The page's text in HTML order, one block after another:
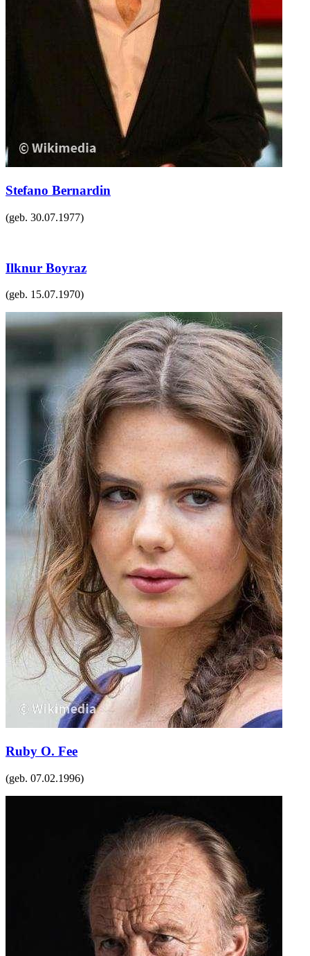
Stefano Bernardin
(geb. 30.07.1977)
Ilknur Boyraz
(geb. 15.07.1970)
Ruby O. Fee
(geb. 07.02.1996)